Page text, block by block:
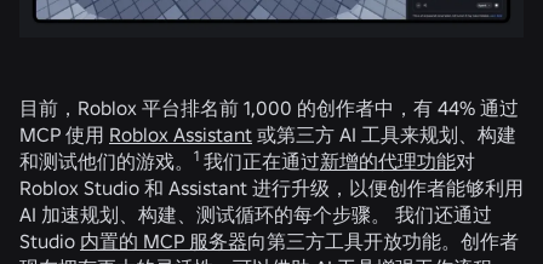
目前，Roblox 平台排名前 1,000 的创作者中，有 44% 通过
MCP 使用 Roblox Assistant 或第三方 AI 工具来规划、构建
和测试他们的游戏。
1 我们正在通过新增的代理功能对
Roblox Studio 和 Assistant 进行升级，以便创作者能够利用
AI 加速规划、构建、测试循环的每个步骤。 我们还通过
Studio 内置的 MCP 服务器向第三方工具开放功能。创作者